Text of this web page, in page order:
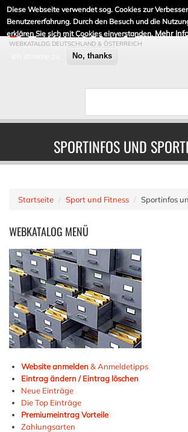
Diese Webseite verwendet sog. Cookies zur
Benutzererfahrung. Durch den Besuch und die
erklären Sie sich mit Cookies einverstanden. Mehr
No, thanks
DE-LINKLISTE.DE
WEBKATALOG DEUTSCHLAND & ÖSTERREICH
SPORTINFOS UND
Startseite Sport und Fitness Sportinfos
WEBKATALOG MENÜ
Website anmelden& Anmeldetipps
Eintrag ändern / Eintrag löschen
Neue Einträge
Die Top Einträge
Premiumeintrag Vorteile
Zahlungsarten